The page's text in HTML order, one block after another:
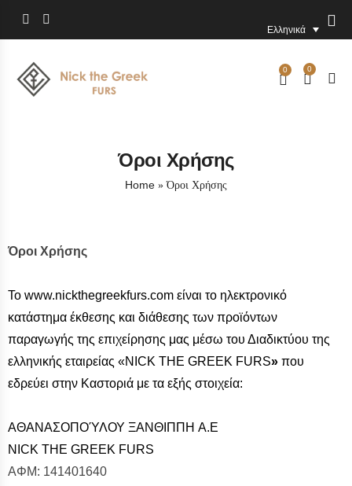
Ελληνικά
0 0
Όροι Χρήσης
Home »Όροι Χρήσης
Όροι Χρήσης
Το www.nickthegreekfurs.com είναι το ηλεκτρονικό
κατάστημα έκθεσης και διάθεσης των προϊόντων
παραγωγής της επιχείρησης μας μέσω του Διαδικτύου της
ελληνικής εταιρείας «NICK THE GREEK FURS» που
εδρεύει στην Καστοριά με τα εξής στοιχεία:
ΑΘΑΝΑΣΟΠΟΎΛΟΥ ΞΑΝΘΙΠΠΗ A.E
ΝΙCK THE GREEK FURS
ΑΦΜ: 141401640